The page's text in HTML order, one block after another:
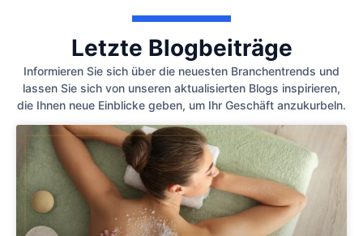
Letzte Blogbeiträge
Informieren Sie sich über die neuesten Branchentrends und
lassen Sie sich von unseren aktualisierten Blogs inspirieren,
die Ihnen neue Einblicke geben, um Ihr Geschäft anzukurbeln.